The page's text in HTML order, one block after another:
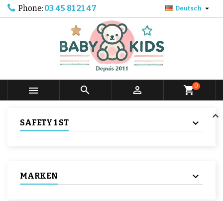
Phone: 03 45 81 21 47 Deutsch 
   shopping_cart0
SAFETY 1 ST
MARKEN